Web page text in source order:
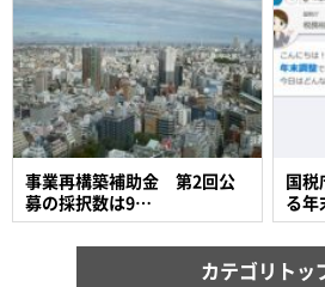
国
る
事業再構築補助金 第2回公
募の採択数は9…
カテゴリトッ